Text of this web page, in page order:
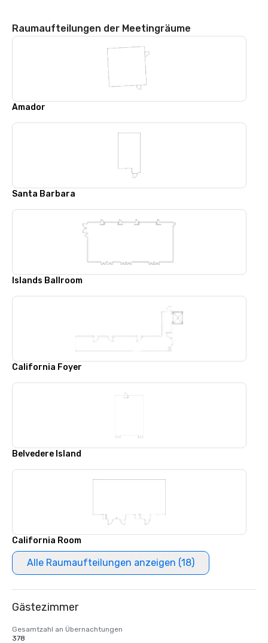
Raumaufteilungen der Meetingräume
Amador
Santa Barbara
Islands Ballroom
California Foyer
Belvedere Island
California Room
Alle Raumaufteilungen anzeigen (18)
Gästezimmer
Gesamtzahl an Übernachtungen
378